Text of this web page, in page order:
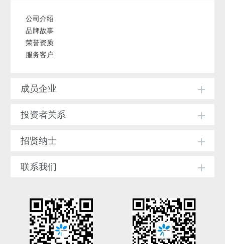
公司介绍
品牌故事
荣誉资质
服务客户
成员企业
投资者关系
招贤纳士
联系我们